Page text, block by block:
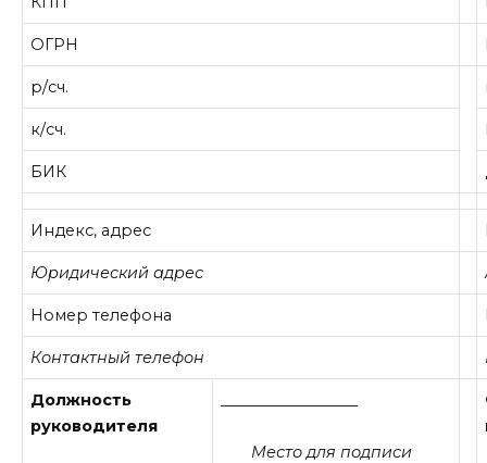
ОГРН
р/сч.
к/сч.
БИК
Индекс, адрес
Юридический адрес
Номер телефона
Контактный телефон
Должность
руководителя
Место для подписи